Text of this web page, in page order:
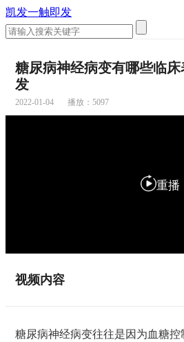
凯发一触即发
糖尿病神经病变有哪些临
发
2022-01-04 播放： 5097
重播
视频内容
糖尿病神经病变往往是因为血糖